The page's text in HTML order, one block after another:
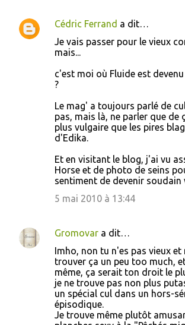
C
Cédric Ferrand a dit…
Je vais passer pour le vieux
mais...
c'est moi où Fluide est
?
Le mag' a toujours parlé de
pas, mais là, ne parler que de
plus vulgaire que les pires
d'Edika.
Et en visitant le blog, j'ai vu
Horse et de photo de seins
sentiment de devenir soudain
5 mai 2010 à 13:44
Gromovar a dit…
Imho, non tu n'es pas vieux et
trouver ça un peu too much,
même, ça serait ton droit le
je ne trouve pas non plus
un spécial cul dans un hors-
épisodique.
Je trouve même plutôt